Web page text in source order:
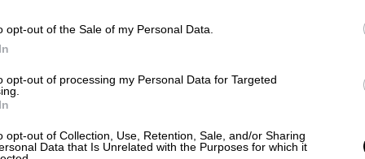
opt-out of the Sale of my Personal Data.
opt-out of processing my Personal Data for Targeted
opt-out of Collection, Use, Retention, Sale, and/or Sharing
Data that Is Unrelated with the Purposes for which it
και αγωνίας σε εκατοντάδες
Μητέρα «έδωσε» τον γιο της που